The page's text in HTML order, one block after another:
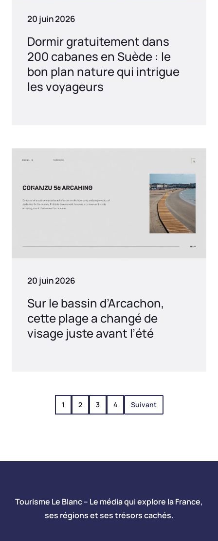
20 juin 2026
Dormir gratuitement dans
200 cabanes en Suède : le
bon plan nature qui intrigue
les voyageurs
20 juin 2026
Sur le bassin d’Arcachon,
cette plage a changé de
visage juste avant l’été
1 2 3 4 Suivant
Tourisme Le Blanc – Le média qui explore la France,
ses régions et ses trésors cachés.